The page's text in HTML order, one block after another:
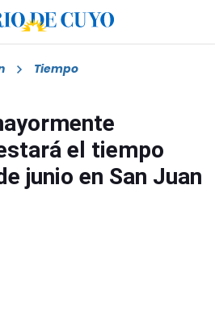
Tiempo
el tiempo
junio en San Juan